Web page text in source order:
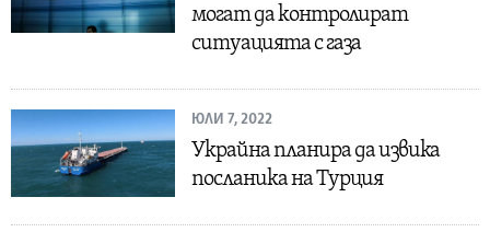
могат да контролират
ситуацията с газа
ЮЛИ 7, 2022
Украйна планира да извика
посланика на Турция